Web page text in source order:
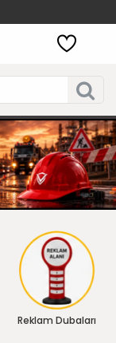
Reklam Dubaları